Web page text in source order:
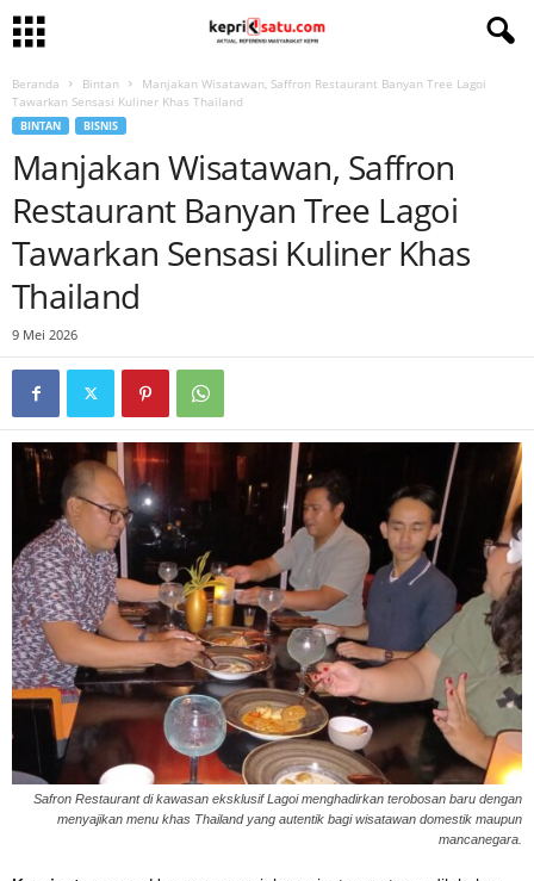
Beranda Bintan
Manjakan Wisatawan, Saffron Restaurant Banyan Tree Lagoi
Tawarkan Sensasi Kuliner Khas Thailand
BINTAN BISNIS
Manjakan Wisatawan, Saffron
Restaurant Banyan Tree Lagoi
Tawarkan Sensasi Kuliner Khas
Thailand
9 Mei 2026
Safron Restaurant di kawasan eksklusif Lagoi menghadirkan terobosan baru dengan
menyajikan menu khas Thailand yang autentik bagi wisatawan domestik maupun
mancanegara.